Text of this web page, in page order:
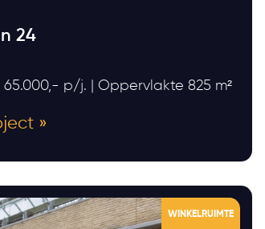
24
65.000,- p/j. | Oppervlakte 825 m²
»
WINKELRUIMTE